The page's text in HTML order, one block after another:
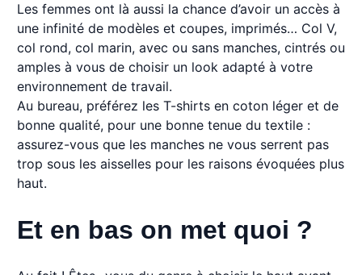
Les femmes ont là aussi la chance d’avoir un accès à
une infinité de modèles et coupes, imprimés… Col V,
col rond, col marin, avec ou sans manches, cintrés ou
amples à vous de choisir un look adapté à votre
environnement de travail.
Au bureau, préférez les T-shirts en coton léger et de
bonne qualité, pour une bonne tenue du textile :
assurez-vous que les manches ne vous serrent pas
trop sous les aisselles pour les raisons évoquées plus
haut.
Et en bas on met quoi ?